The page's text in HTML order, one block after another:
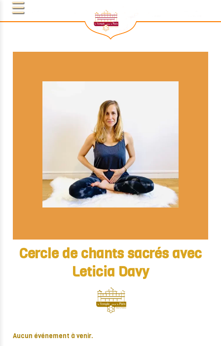
Cercle de chants sacrés avec
Leticia Davy
Aucun événement à venir.